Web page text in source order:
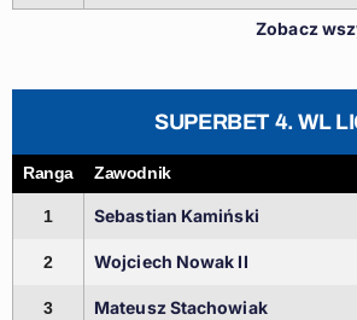
Zobacz
SUPERBET 4. WL
Ranga Zawodnik
1 Sebastian Kamiński
2 Wojciech Nowak II
3 Mateusz Stachowiak